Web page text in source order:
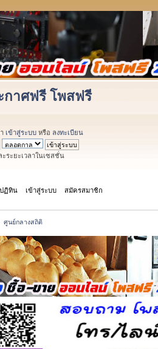
กาศฟรี โพสฟรี
เข้าสู่ระบบ หรือ ลงทะเบียน
ระยะเวลาในเซสชั่น
ปฏิทิน เข้าสู่ระบบ สมัครสมาชิก
ศูนย์กลางสถิติ